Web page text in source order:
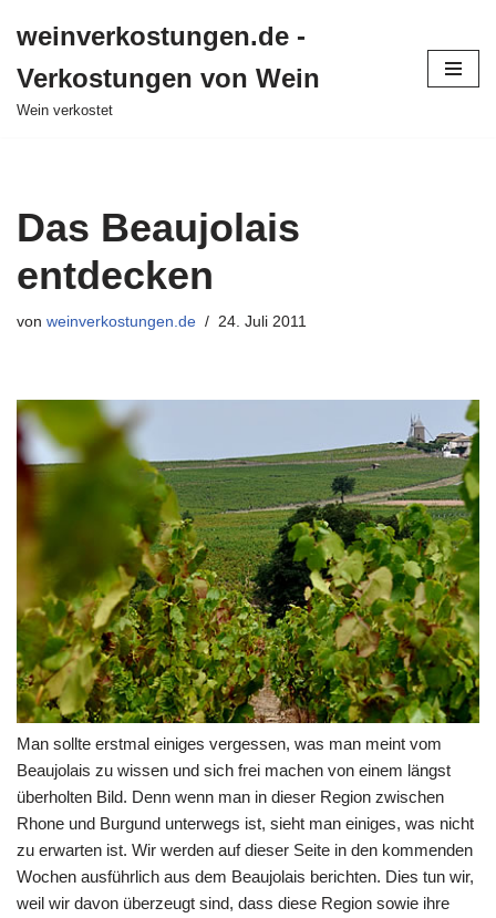
Inhalt
springen
weinverkostungen.de -
Verkostungen von Wein
Wein verkostet
Das Beaujolais
entdecken
von weinverkostungen.de 24. Juli 2011
Man sollte erstmal einiges vergessen, was man meint vom
Beaujolais zu wissen und sich frei machen von einem längst
überholten Bild. Denn wenn man in dieser Region zwischen
Rhone und Burgund unterwegs ist, sieht man einiges, was nicht
zu erwarten ist. Wir werden auf dieser Seite in den kommenden
Wochen ausführlich aus dem Beaujolais berichten. Dies tun wir,
weil wir davon überzeugt sind, dass diese Region sowie ihre